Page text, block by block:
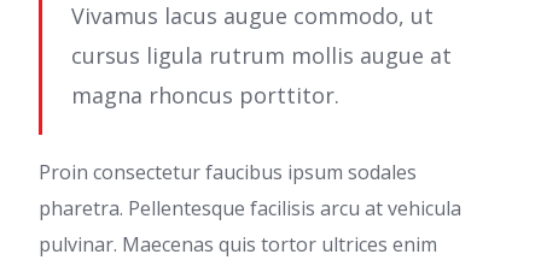
Vivamus lacus augue commodo, ut
cursus ligula rutrum mollis augue at
magna rhoncus porttitor.
Proin consectetur faucibus ipsum sodales
pharetra. Pellentesque facilisis arcu at vehicula
pulvinar. Maecenas quis tortor ultrices enim